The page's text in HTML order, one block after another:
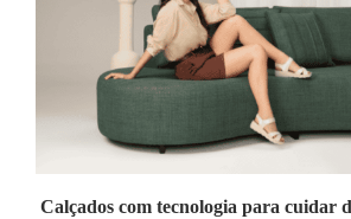
Calçados com tecnologia para cuidar